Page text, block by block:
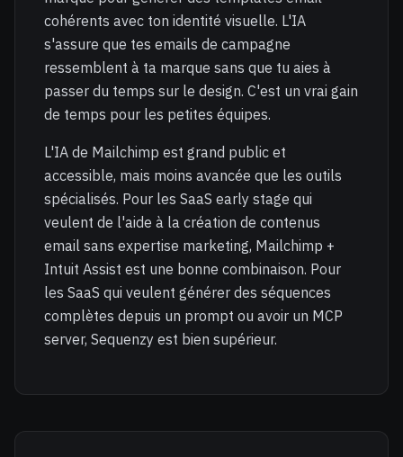
cohérents avec ton identité visuelle. L'IA
s'assure que tes emails de campagne
ressemblent à ta marque sans que tu aies à
passer du temps sur le design. C'est un vrai gain
de temps pour les petites équipes.
L'IA de Mailchimp est grand public et
accessible, mais moins avancée que les outils
spécialisés. Pour les SaaS early stage qui
veulent de l'aide à la création de contenus
email sans expertise marketing, Mailchimp +
Intuit Assist est une bonne combinaison. Pour
les SaaS qui veulent générer des séquences
complètes depuis un prompt ou avoir un MCP
server, Sequenzy est bien supérieur.